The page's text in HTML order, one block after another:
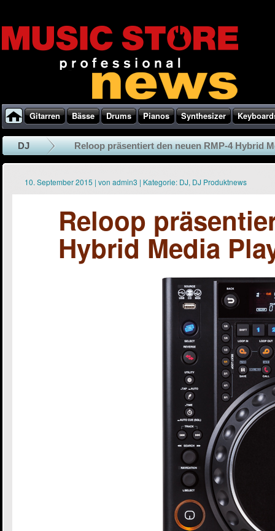
Gitarren Bässe Drums Pianos Synthesizer
DJ Reloop präsentiert den neuen RMP-4 Hybrid
10. September 2015 | von admin3 | Kategorie: DJ, DJ Produktnews
Reloop
Hybrid Media